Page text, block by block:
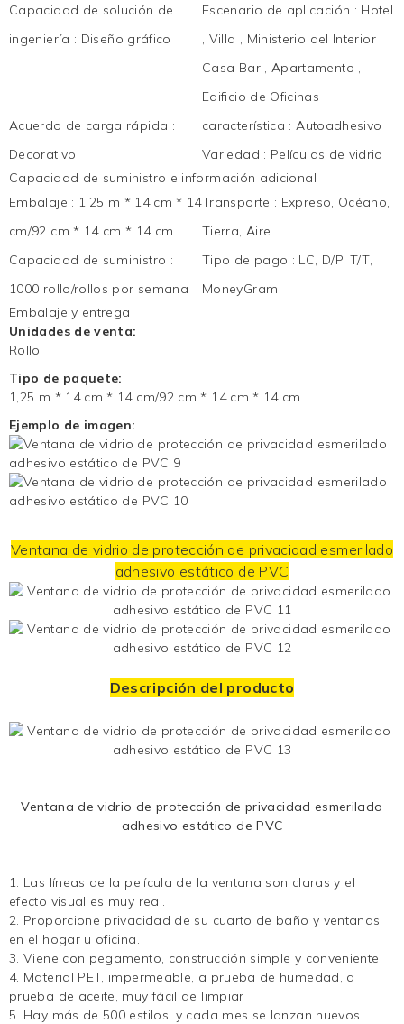
Capacidad de solución de
ingeniería : Diseño gráfico
Escenario de aplicación : Hotel
, Villa , Ministerio del Interior ,
Casa Bar , Apartamento ,
Edificio de Oficinas
Acuerdo de carga rápida :
Decorativo
característica :Autoadhesivo
Variedad : Películas de vidrio
Capacidad de suministro e información adicional
Embalaje : 1,25 m * 14 cm * 14
cm/92 cm * 14 cm * 14 cm
Transporte : Expreso, Océano,
Tierra, Aire
Capacidad de suministro :
1000 rollo/rollos por semana
Tipo de pago : LC, D/P, T/T,
MoneyGram
Embalaje y entrega
Unidades de venta:
Rollo
Tipo de paquete:
1,25 m * 14 cm * 14 cm/92 cm * 14 cm * 14 cm
Ejemplo de imagen:
Ventana de vidrio de protección de privacidad esmerilado
adhesivo estático de PVC
Descripción del producto
Ventana de vidrio de protección de privacidad esmerilado
adhesivo estático de PVC
1. Las líneas de la película de la ventana son claras y el
efecto visual es muy real.
2. Proporcione privacidad de su cuarto de baño y ventanas
en el hogar u oficina.
3. Viene con pegamento, construcción simple y conveniente.
4. Material PET, impermeable, a prueba de humedad, a
prueba de aceite, muy fácil de limpiar
5. Hay más de 500 estilos, y cada mes se lanzan nuevos